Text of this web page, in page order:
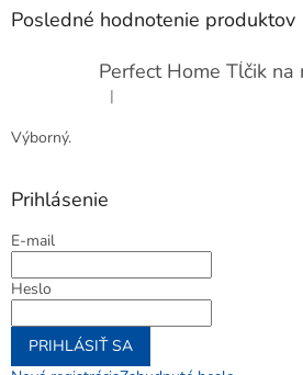
Posledné hodnotenie produktov
Hodnotenie produktu je 5 z 5
|
Výborný.
Prihlásenie
E-mail
Heslo
PRIHLÁSIŤ SA